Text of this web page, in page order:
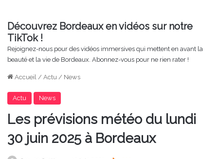
Découvrez Bordeaux en vidéos sur notre
TikTok !
Rejoignez-nous pour des vidéos immersives qui mettent en avant la
beauté et la vie de Bordeaux. Abonnez-vous pour ne rien rater !
Accueil / Actu / News
Actu News
Les prévisions météo du lundi
30 juin 2025 à Bordeaux